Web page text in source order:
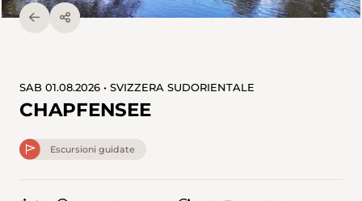
SAB 01.08.2026 • SVIZZERA SUDORIENTALE
CHAPFENSEE
Escursioni guidate